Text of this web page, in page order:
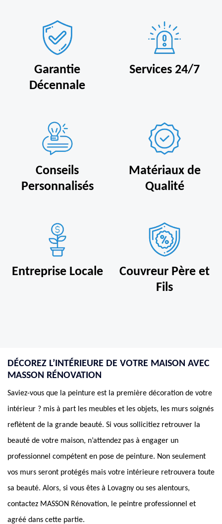
Garantie
Décennale
Services 24/7
Conseils
Personnalisés
Matériaux de
Qualité
Entreprise Locale
Couvreur Père et
Fils
DÉCOREZ L’INTÉRIEURE DE VOTRE MAISON AVEC
MASSON RÉNOVATION
Saviez-vous que la peinture est la première décoration de votre
intérieur ? mis à part les meubles et les objets, les murs soignés
reflètent de la grande beauté. Si vous sollicitiez retrouver la
beauté de votre maison, n’attendez pas à engager un
professionnel compétent en pose de peinture. Non seulement
vos murs seront protégés mais votre intérieure retrouvera toute
sa beauté. Alors, si vous êtes à Lovagny ou ses alentours,
contactez MASSON Rénovation, le peintre professionnel et
agréé dans cette partie.